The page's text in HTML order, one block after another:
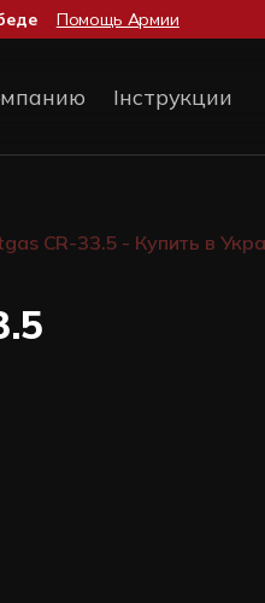
Помощь Армии
Інструкции
CR-33.5 - Купить в